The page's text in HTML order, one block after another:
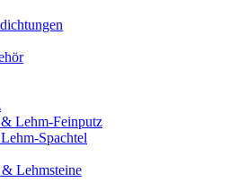
Lehm-Feinputz
Spachtel
Lehmsteine